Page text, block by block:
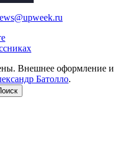
Внешнее оформление и
Батолло.